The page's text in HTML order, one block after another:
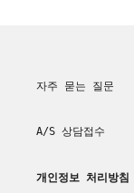
자주 묻는 질문
A/S 상담접수
개인정보 처리방침